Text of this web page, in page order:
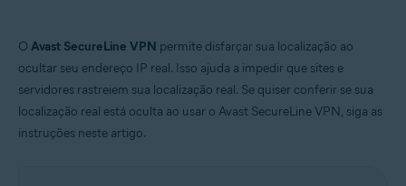
Produtos:
Avast SecureLine VPN 5.x para Windows
Sistemas operacionais:
O Avast SecureLine VPN permite disfarçar sua localização ao
ocultar seu endereço IP real. Isso ajuda a impedir que sites e
servidores rastreiem sua localização real. Se quiser conferir se sua
localização real está oculta ao usar o Avast SecureLine VPN, siga as
instruções neste artigo.